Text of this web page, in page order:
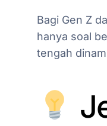
Bagi Gen Z
hanya soal
tengah